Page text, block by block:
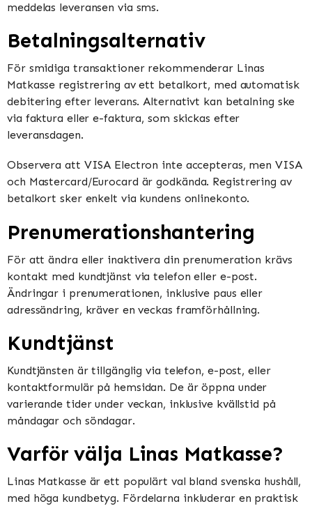
meddelas leveransen via sms.
Betalningsalternativ
För smidiga transaktioner rekommenderar Linas
Matkasse registrering av ett betalkort, med automatisk
debitering efter leverans. Alternativt kan betalning ske
via faktura eller e-faktura, som skickas efter
leveransdagen.
Observera att VISA Electron inte accepteras, men VISA
och Mastercard/Eurocard är godkända. Registrering av
betalkort sker enkelt via kundens onlinekonto.
Prenumerationshantering
För att ändra eller inaktivera din prenumeration krävs
kontakt med kundtjänst via telefon eller e-post.
Ändringar i prenumerationen, inklusive paus eller
adressändring, kräver en veckas framförhållning.
Kundtjänst
Kundtjänsten är tillgänglig via telefon, e-post, eller
kontaktformulär på hemsidan. De är öppna under
varierande tider under veckan, inklusive kvällstid på
måndagar och söndagar.
Varför välja Linas Matkasse?
Linas Matkasse är ett populärt val bland svenska hushåll,
med höga kundbetyg. Fördelarna inkluderar en praktisk